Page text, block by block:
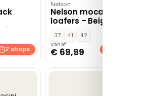
2 shops
Nelson
Nelson mocassins &
loafers – Beige
37 41
42
vanaf
€ 69,99